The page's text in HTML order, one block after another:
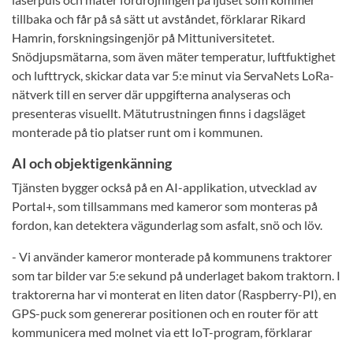
tillbaka och får på så sätt ut avståndet, förklarar Rikard
Hamrin, forskningsingenjör på Mittuniversitetet.
Snödjupsmätarna, som även mäter temperatur, luftfuktighet
och lufttryck, skickar data var 5:e minut via ServaNets LoRa-
nätverk till en server där uppgifterna analyseras och
presenteras visuellt. Mätutrustningen finns i dagsläget
monterade på tio platser runt om i kommunen.
AI och objektigenkänning
Tjänsten bygger också på en AI-applikation, utvecklad av
Portal+, som tillsammans med kameror som monteras på
fordon, kan detektera vägunderlag som asfalt, snö och löv.
- Vi använder kameror monterade på kommunens traktorer
som tar bilder var 5:e sekund på underlaget bakom traktorn. I
traktorerna har vi monterat en liten dator (Raspberry-PI), en
GPS-puck som genererar positionen och en router för att
kommunicera med molnet via ett IoT-program, förklarar